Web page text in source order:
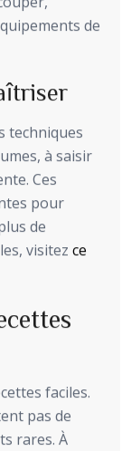
de
techniques
à saisir
Ces
pour
de
visitez ce
faciles.
pas de
rares. À